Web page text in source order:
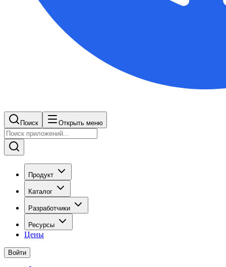
Поиск Открыть меню
Продукт
Каталог
Разработчики
Ресурсы
Цены
Войти